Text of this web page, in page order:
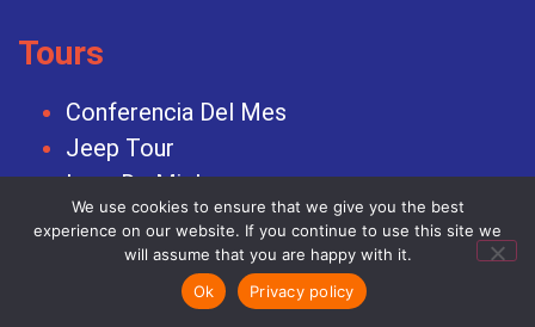
Tours
Conferencia Del Mes
Jeep Tour
Luna De Miel
Offertas Especiales
Tour En Desierto
Tour En Israel
We use cookies to ensure that we give you the best
experience on our website. If you continue to use this site we
will assume that you are happy with it.
Ok
Privacy policy